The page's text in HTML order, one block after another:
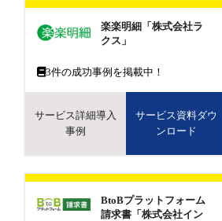
楽楽明細「株式会社ラ
クス」
3件の成功事例を掲載中！
サービス詳細導入
事例
サービス資料ダウ
ンロード
BtoBプラットフォーム
請求書「株式会社イン